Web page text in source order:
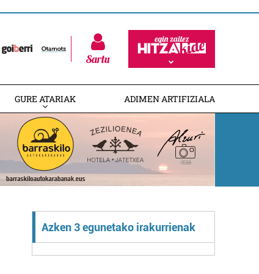
Sartu
GURE ATARIAK ADIMEN ARTIFIZIALA
Azken 3 egunetako irakurrienak